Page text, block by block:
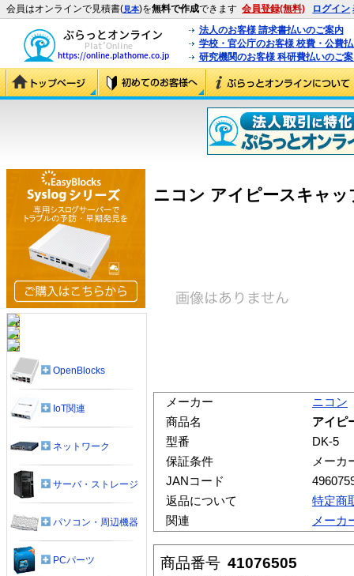
会員はオンラインで見積書(見本)を無料で作成できます 会員登録(無料) ログイン
法人のお客様 請求書払いのご案内
学校・官公庁のお客様 校費・公費
研究機関のお客様 科研費払いのご
ニコン アイピースキャッ
メーカー
ニコン
商品名
アイピ
型番
DK-5
保証条件
メーカ
JANコード
返品について
特定商
関連
メーカ
商品番号 41076505
OpenBlocks
IoT関連
ネットワーク
サーバ・ストレージ
パソコン・周辺機器
PCパーツ